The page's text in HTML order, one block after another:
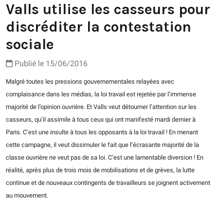
Valls utilise les casseurs pour
discréditer la contestation
sociale
Publié le 15/06/2016
Malgré toutes les pressions gouvernementales relayées avec
complaisance dans les médias, la loi travail est rejetée par l’immense
majorité de l’opinion ouvrière. Et Valls veut détourner l’attention sur les
casseurs, qu’il assimile à tous ceux qui ont manifesté mardi dernier à
Paris. C’est une insulte à tous les opposants à la loi travail ! En menant
cette campagne, il veut dissimuler le fait que l’écrasante majorité de la
classe ouvrière ne veut pas de sa loi. C’est une lamentable diversion ! En
réalité, après plus de trois mois de mobilisations et de grèves, la lutte
continue et de nouveaux contingents de travailleurs se joignent activement
au mouvement.